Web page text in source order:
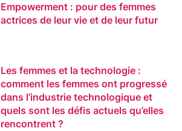
Empowerment : pour des femmes
actrices de leur vie et de leur futur
Les femmes et la technologie :
comment les femmes ont progressé
dans l’industrie technologique et
quels sont les défis actuels qu’elles
rencontrent ?